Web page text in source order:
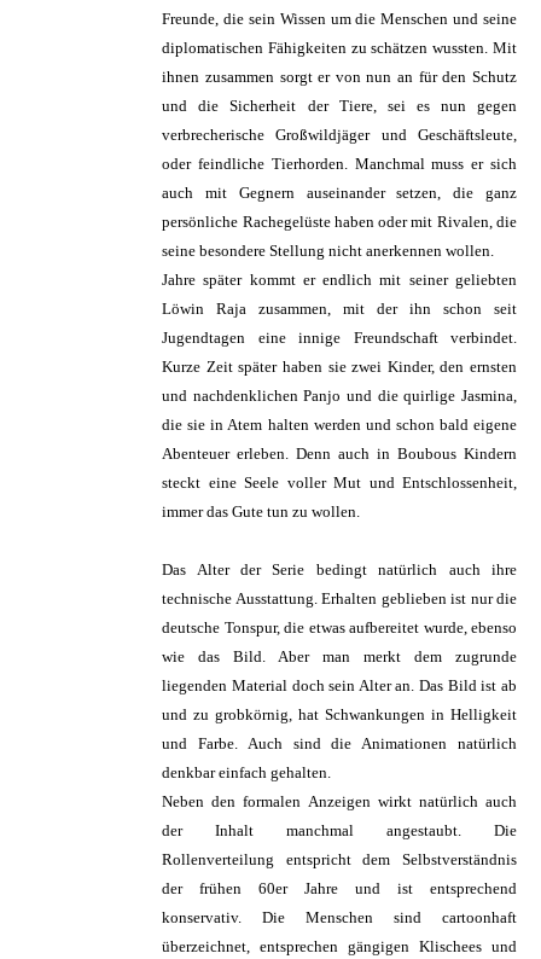
Freunde, die sein Wissen um die Menschen und seine
diplomatischen Fähigkeiten zu schätzen wussten. Mit
ihnen zusammen sorgt er von nun an für den Schutz
und die Sicherheit der Tiere, sei es nun gegen
verbrecherische Großwildjäger und Geschäftsleute,
oder feindliche Tierhorden. Manchmal muss er sich
auch mit Gegnern auseinander setzen, die ganz
persönliche Rachegelüste haben oder mit Rivalen, die
seine besondere Stellung nicht anerkennen wollen.
Jahre später kommt er endlich mit seiner geliebten
Löwin Raja zusammen, mit der ihn schon seit
Jugendtagen eine innige Freundschaft verbindet.
Kurze Zeit später haben sie zwei Kinder, den ernsten
und nachdenklichen Panjo und die quirlige Jasmina,
die sie in Atem halten werden und schon bald eigene
Abenteuer erleben. Denn auch in Boubous Kindern
steckt eine Seele voller Mut und Entschlossenheit,
immer das Gute tun zu wollen.
Das Alter der Serie bedingt natürlich auch ihre
technische Ausstattung. Erhalten geblieben ist nur die
deutsche Tonspur, die etwas aufbereitet wurde, ebenso
wie das Bild. Aber man merkt dem zugrunde
liegenden Material doch sein Alter an. Das Bild ist ab
und zu grobkörnig, hat Schwankungen in Helligkeit
und Farbe. Auch sind die Animationen natürlich
denkbar einfach gehalten.
Neben den formalen Anzeigen wirkt natürlich auch
der Inhalt manchmal angestaubt. Die
Rollenverteilung entspricht dem Selbstverständnis
der frühen 60er Jahre und ist entsprechend
konservativ. Die Menschen sind cartoonhaft
überzeichnet, entsprechen gängigen Klischees und